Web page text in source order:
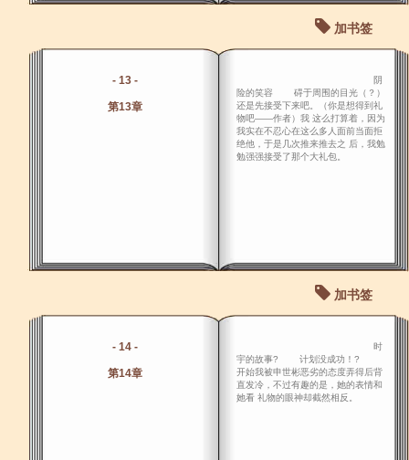
加书签
- 13 -
第13章
阴
险的笑容 碍于周围的目光（？）
还是先接受下来吧。（你是想得到礼
物吧――作者）我 这么打算着，因为
我实在不忍心在这么多人面前当面拒
绝他，于是几次推来推去之 后，我勉
勉强强接受了那个大礼包。
加书签
- 14 -
第14章
时
宇的故事? 计划没成功！?
开始我被申世彬恶劣的态度弄得后背
直发冷，不过有趣的是，她的表情和
她看 礼物的眼神却截然相反。